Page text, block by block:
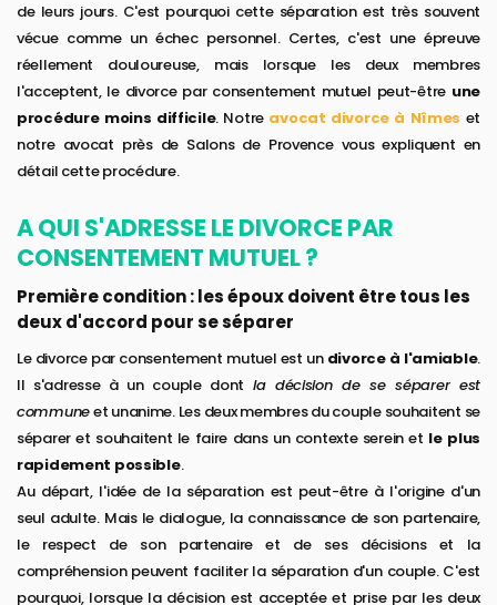
de leurs jours. C'est pourquoi cette séparation est très souvent
vécue comme un échec personnel. Certes, c'est une épreuve
réellement douloureuse, mais lorsque les deux membres
l'acceptent, le divorce par consentement mutuel peut-être une
procédure moins difficile. Notre avocat divorce à Nîmes et
notre avocat près de Salons de Provence vous expliquent en
détail cette procédure.
A QUI S'ADRESSE LE DIVORCE PAR
CONSENTEMENT MUTUEL ?
Première condition : les époux doivent être tous les
deux d'accord pour se séparer
Le divorce par consentement mutuel est un divorce à l'amiable.
Il s'adresse à un couple dont la décision de se séparer est
communeet unanime. Les deux membres du couple souhaitent se
séparer et souhaitent le faire dans un contexte serein et le plus
rapidement possible.
Au départ, l'idée de la séparation est peut-être à l'origine d'un
seul adulte. Mais le dialogue, la connaissance de son partenaire,
le respect de son partenaire et de ses décisions et la
compréhension peuvent faciliter la séparation d'un couple. C'est
pourquoi, lorsque la décision est acceptée et prise par les deux